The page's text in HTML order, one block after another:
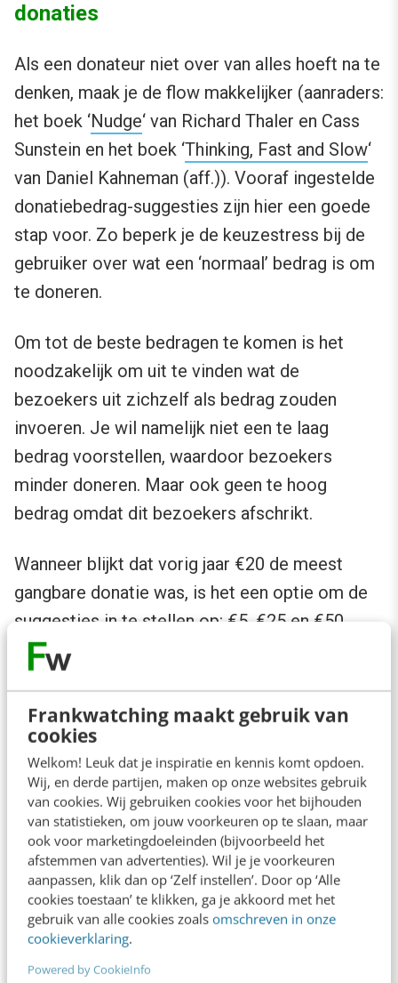
Frankwatching maakt gebruik van
cookies
Welkom! Leuk dat je inspiratie en kennis komt opdoen.
Wij, en derde partijen, maken op onze websites gebruik
van cookies. Wij gebruiken cookies voor het bijhouden
van statistieken, om jouw voorkeuren op te slaan, maar
ook voor marketingdoeleinden (bijvoorbeeld het
afstemmen van advertenties). Wil je je voorkeuren
aanpassen, klik dan op ‘Zelf instellen’. Door op ‘Alle
cookies toestaan’ te klikken, ga je akkoord met het
gebruik van alle cookies zoals omschreven in onze
cookieverklaring.
Powered by CookieInfo
donaties
Als een donateur niet over van alles hoeft na te
denken, maak je de flow makkelijker (aanraders:
het boek ‘Nudge‘ van Richard Thaler en Cass
Sunstein en het boek ‘Thinking, Fast and Slow‘
van Daniel Kahneman (aff.)). Vooraf ingestelde
donatiebedrag-suggesties zijn hier een goede
stap voor. Zo beperk je de keuzestress bij de
gebruiker over wat een ‘normaal’ bedrag is om
te doneren.
Om tot de beste bedragen te komen is het
noodzakelijk om uit te vinden wat de
bezoekers uit zichzelf als bedrag zouden
invoeren. Je wil namelijk niet een te laag
bedrag voorstellen, waardoor bezoekers
minder doneren. Maar ook geen te hoog
bedrag omdat dit bezoekers afschrikt.
Wanneer blijkt dat vorig jaar €20 de meest
gangbare donatie was, is het een optie om de
suggesties in te stellen op: €5, €25 en €50.
Bezoekers zijn eerder geneigd om €5 meer te
betalen dan te verlagen naar €5.
Naast het feit dat het makkelijker is voor de
bezoeker – omdat er minder keuzes gemaakt
moeten worden – kunnen vooraf ingestelde
bedragen er ook voor zorgen dat donaties
hoger worden. Je kunt een bedrag vooraf
aanvinken, waardoor die optie meer opvalt. Dit
noemen we ook welanchoring.
5. Maak duidelijk waaraan de donatie